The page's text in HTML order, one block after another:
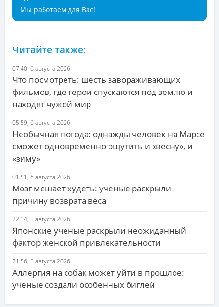
Мы работаем для Вас!
Читайте также:
07:40, 6 августа 2026
Что посмотреть: шесть завораживающих
фильмов, где герои спускаются под землю и
находят чужой мир
05:59, 6 августа 2026
Необычная погода: однажды человек на Марсе
сможет одновременно ощутить и «весну», и
«зиму»
01:51, 6 августа 2026
Мозг мешает худеть: ученые раскрыли
причину возврата веса
22:14, 5 августа 2026
Японские ученые раскрыли неожиданный
фактор женской привлекательности
21:56, 5 августа 2026
Аллергия на собак может уйти в прошлое:
ученые создали особенных биглей